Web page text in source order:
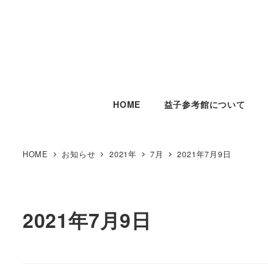
HOME 益子参考館について
HOME お知らせ 2021年 7月 2021年7月9日
2021年7月9日